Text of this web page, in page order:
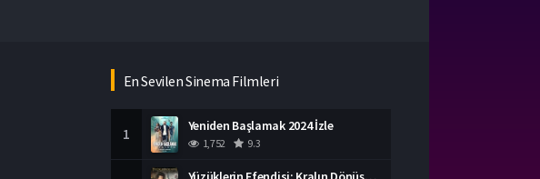
En Sevilen Sinema Filmleri
1 Yeniden Başlamak 2024 İzle
1,752 9.3